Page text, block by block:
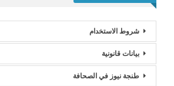
شروط الاستخدام
بيانات قانونية
طنجة نيوز في الصحافة